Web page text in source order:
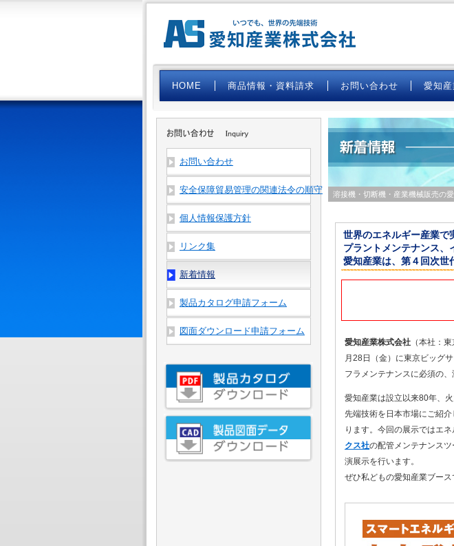
HOME 商品情報・資料請求 お問い合わせ 愛知
溶接機・切断機・産業機械販売の
世界のエネルギー産業で
プラントメンテナンス、
愛知産業は、第４回次世
愛知産業株式会社 （本社：
月28日（金）に東京ビッグ
フラメンテナンスに必須の
愛知産業は設立以来80年、
先端技術を日本市場にご紹
ります。今回の展示ではエ
クス社の配管メンテナンス
演展示を行います。
ぜひ私どもの愛知産業ブース
お問い合わせ
安全保障貿易管理の関連法令の順守
個人情報保護方針
リンク集
新着情報
製品カタログ申請フォーム
図面ダウンロード申請フォーム